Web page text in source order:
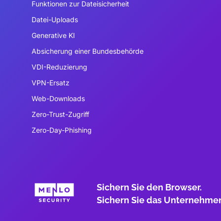
Funktionen zur Dateisicherheit
Datei-Uploads
Generative KI
Absicherung einer Bundesbehörde
VDI-Reduzierung
VPN-Ersatz
Web-Downloads
Zero-Trust-Zugriff
Zero-Day-Phishing
Sichern Sie den Browser.
Sichern Sie das